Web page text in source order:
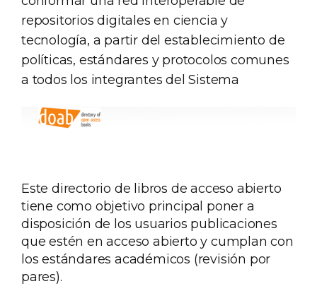
repositorios digitales en ciencia y
tecnología, a partir del establecimiento de
políticas, estándares y protocolos comunes
a todos los integrantes del Sistema
Este directorio de libros de acceso abierto
tiene como objetivo principal poner a
disposición de los usuarios publicaciones
que estén en acceso abierto y cumplan con
los estándares académicos (revisión por
pares).